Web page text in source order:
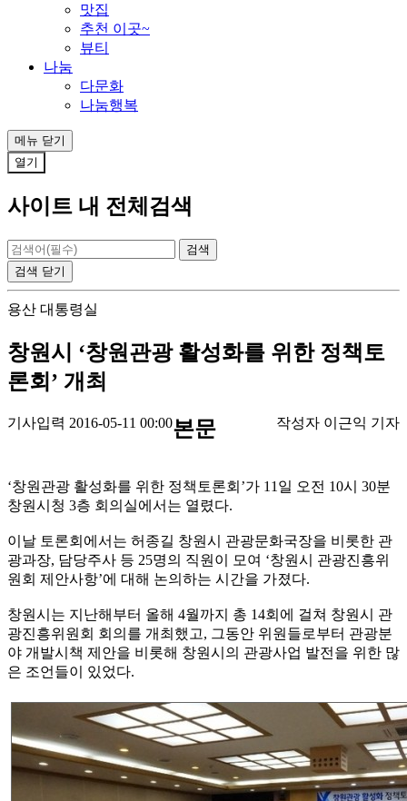
맛집
추천 이곳~
뷰티
나눔
다문화
나눔행복
메뉴 닫기
열기
사이트 내 전체검색
검색 닫기
용산 대통령실
창원시 ‘창원관광 활성화를 위한 정책토
론회’ 개최
기사입력 2016-05-11 00:00 작성자 이근익 기자
본문
‘창원관광 활성화를 위한 정책토론회’가 11일 오전 10시 30분
창원시청 3층 회의실에서는 열렸다.
이날 토론회에서는 허종길 창원시 관광문화국장을 비롯한 관
광과장, 담당주사 등 25명의 직원이 모여 ‘창원시 관광진흥위
원회 제안사항’에 대해 논의하는 시간을 가졌다.
창원시는 지난해부터 올해 4월까지 총 14회에 걸쳐 창원시 관
광진흥위원회 회의를 개최했고, 그동안 위원들로부터 관광분
야 개발시책 제안을 비롯해 창원시의 관광사업 발전을 위한 많
은 조언들이 있었다.